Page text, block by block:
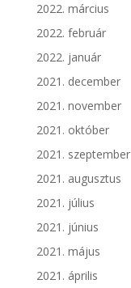
2022. március
2022. február
2022. január
2021. december
2021. november
2021. október
2021. szeptember
2021. augusztus
2021. július
2021. június
2021. május
2021. április